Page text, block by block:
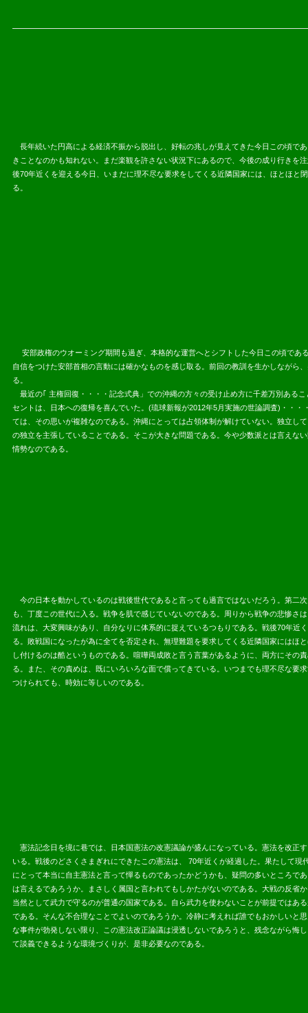
長年続いた円高による経済不振から脱出し、好転の兆しが見えてきた今日この頃で
きことなのかも知れない。まだ楽観を許さない状況下にあるので、今後の成り行き
後70年近くを迎える今日、いまだに理不尽な要求をしてくる近隣国家には、ほとほ
る。
安部政権のウオーミング期間も過ぎ、本格的な運営へとシフトした今日この頃であ
自信をつけた安部首相の言動には確かなものを感じ取る。前回の教訓を生かしなが
る。
最近の｢ 主権回復・・・・記念式典」での沖縄の方々の受け止め方に千差万別ある
セントは、日本への復帰を喜んでいた。(琉球新報が2012年5月実施の世論調査)・・
ては、その思いが複雑なのである。沖縄にとっては占領体制が解けていない。独立し
の独立を主張していることである。そこが大きな問題である。今や少数派とは言えな
情勢なのである。
今の日本を動かしているのは戦後世代であると言っても過言ではないだろう。第二
も、丁度この世代に入る。戦争を肌で感じていないのである。周りから戦争の悲惨
流れは、大変興味があり、自分なりに体系的に捉えているつもりである。戦後70年
る。敗戦国になったが為に全てを否定され、無理難題を要求してくる近隣国家にはほ
し付けるのは酷というものである。喧嘩両成敗と言う言葉があるように、両方にそ
る。また、その責めは、既にいろいろな面で償ってきている。いつまでも理不尽な
つけられても、時効に等しいのである。
憲法記念日を境に巷では、日本国憲法の改憲議論が盛んになっている。憲法を改正
いる。戦後のどさくさまぎれにできたこの憲法は、 70年近くが経過した。果たして
にとって本当に自主憲法と言って憚るものであったかどうかも、疑問の多いところ
は言えるであろうか。まさしく属国と言われてもしかたがないのである。大戦の反省
当然として武力で守るのが普通の国家である。自ら武力を使わないことが前提では
である。そんな不合理なことでよいのであろうか。冷静に考えれば誰でもおかしいと
な事件が勃発しない限り、この憲法改正論議は浸透しないであろうと、残念ながら悔
て談義できるような環境づくりが、是非必要なのである。